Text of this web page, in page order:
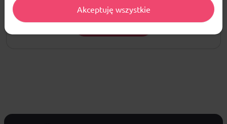
Akceptuję wszystkie